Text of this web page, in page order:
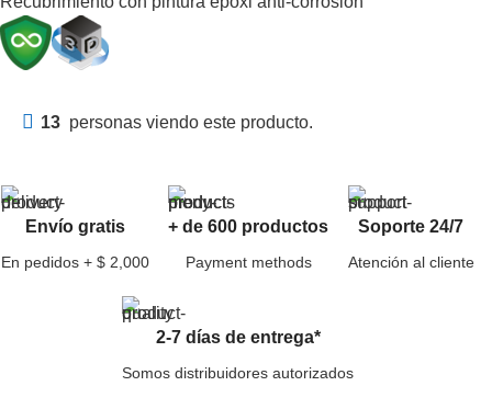
13 personas viendo este producto.
Envío gratis
En pedidos + $ 2,000
+ de 600 productos
Payment methods
Soporte 24/7
Atención al cliente
2-7 días de entrega*
Somos distribuidores autorizados